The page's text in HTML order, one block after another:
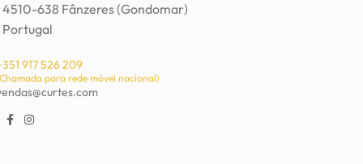
4510-638 Fânzeres (Gondomar)
Portugal
917 526 209
para rede móvel nacional)